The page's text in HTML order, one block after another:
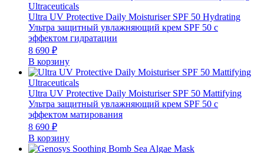
Ultraceuticals
Ultra UV Protective Daily Moisturiser SPF 50 Hydrating
Ультра защитный увлажняющий крем SPF 50 с
эффектом гидратации
8 690 ₽
В корзину
Ultraceuticals
Ultra UV Protective Daily Moisturiser SPF 50 Mattifying
Ультра защитный увлажняющий крем SPF 50 с
эффектом матирования
8 690 ₽
В корзину